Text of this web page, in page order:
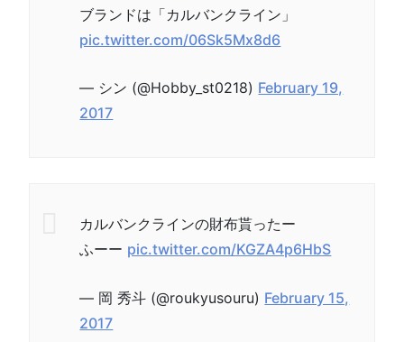
ブランドは「カルバンクライン」
pic.twitter.com/06Sk5Mx8d6
— シン (@Hobby_st0218) February 19,
2017
カルバンクラインの財布貰ったー
ふーー pic.twitter.com/KGZA4p6HbS
— 岡 秀斗 (@roukyusouru) February 15,
2017